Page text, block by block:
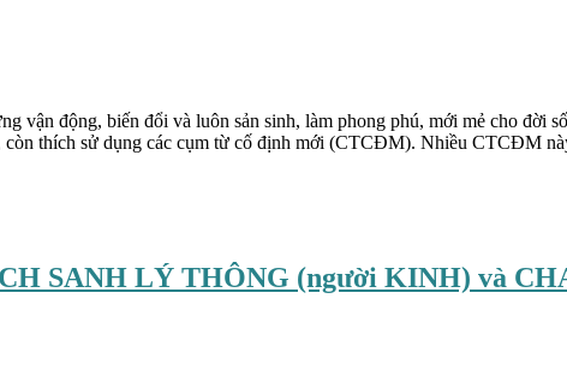
động, biến đổi và luôn sản sinh, làm phong phú, mới mẻ cho đời
thích sử dụng các cụm từ cố định mới (CTCĐM). Nhiều CTCĐM
SANH LÝ THÔNG (người KINH) và